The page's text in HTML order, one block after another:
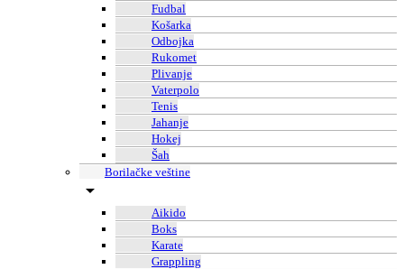
Fudbal
Košarka
Odbojka
Rukomet
Plivanje
Vaterpolo
Tenis
Jahanje
Hokej
Šah
Borilačke veštine
Aikido
Boks
Karate
Grappling